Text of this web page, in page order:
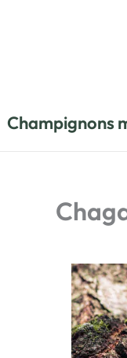
Champignons